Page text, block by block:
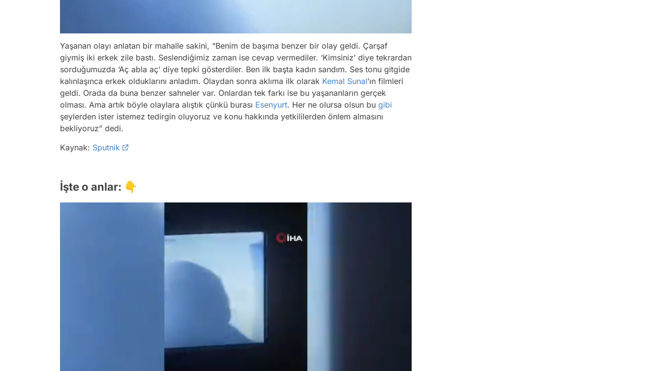
Yaşanan olayı anlatan bir mahalle sakini, “Benim de başıma benzer bir olay geldi. Çarşaf
giymiş iki erkek zile bastı. Seslendiğimiz zaman ise cevap vermediler. ‘Kimsiniz’ diye tekrardan
sorduğumuzda ‘Aç abla aç’ diye tepki gösterdiler. Ben ilk başta kadın sandım. Ses tonu gitgide
kalınlaşınca erkek olduklarını anladım. Olaydan sonra aklıma ilk olarak Kemal Sunal’ın filmleri
geldi. Orada da buna benzer sahneler var. Onlardan tek farkı ise bu yaşananların gerçek
olması. Ama artık böyle olaylara alıştık çünkü burası Esenyurt. Her ne olursa olsun bu gibi
şeylerden ister istemez tedirgin oluyoruz ve konu hakkında yetkililerden önlem almasını
bekliyoruz” dedi.
Kaynak: Sputnik
İşte o anlar: 👇